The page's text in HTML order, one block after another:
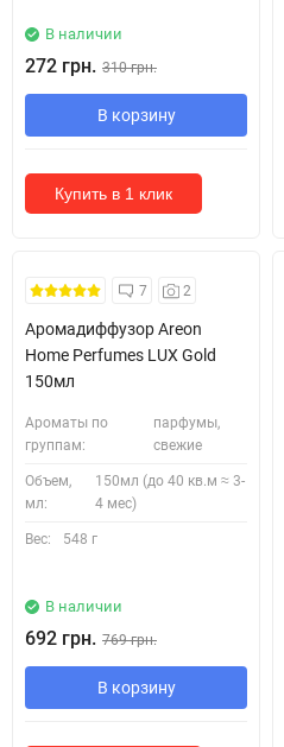
В наличии
272 грн. 310 грн.
В корзину
Купить в 1 клик
7 2
Аромадиффузор Areon
Home Perfumes LUX Gold
150мл
Ароматы по
группам:
парфумы,
свежие
Объем,
мл:
150мл (до 40 кв.м ≈ 3-
4 мес)
Вес: 548 г
В наличии
692 грн. 769 грн.
В корзину